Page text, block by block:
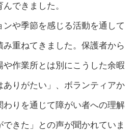
できました。
ンや季節を感じる活動を通して
重ねてきました。保護者から
や作業所とは別にこうした余暇
りがたい」、ボランティアか
わりを通じて障がい者への理解
きた」との声が聞かれていま